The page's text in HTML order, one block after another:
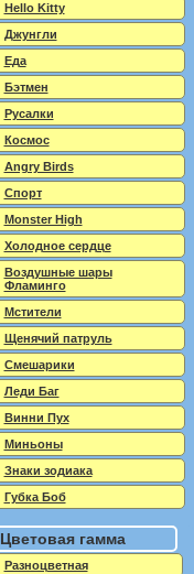
Hello Kitty
Джунгли
Еда
Бэтмен
Русалки
Космос
Angry Birds
Спорт
Monster High
Холодное сердце
Воздушные шары
Фламинго
Мстители
Щенячий патруль
Смешарики
Леди Баг
Винни Пух
Миньоны
Знаки зодиака
Губка Боб
Цветовая гамма
Разноцветная